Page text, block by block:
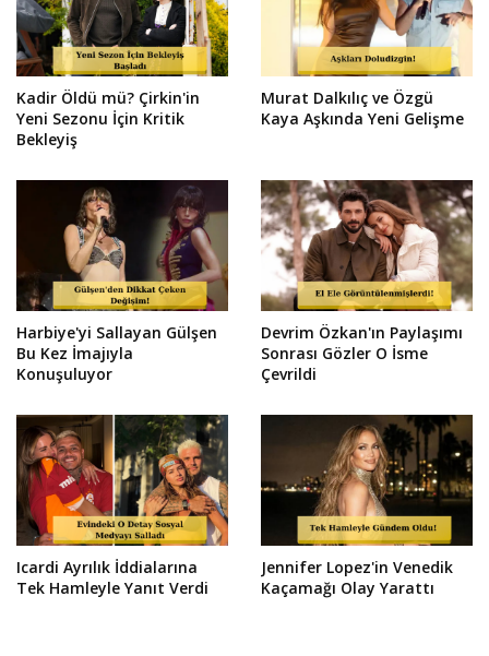
Kadir Öldü mü? Çirkin'in
Yeni Sezonu İçin Kritik
Bekleyiş
Murat Dalkılıç ve Özgü
Kaya Aşkında Yeni Gelişme
Harbiye'yi Sallayan Gülşen
Bu Kez İmajıyla
Konuşuluyor
Devrim Özkan'ın Paylaşımı
Sonrası Gözler O İsme
Çevrildi
Icardi Ayrılık İddialarına
Tek Hamleyle Yanıt Verdi
Jennifer Lopez'in Venedik
Kaçamağı Olay Yarattı